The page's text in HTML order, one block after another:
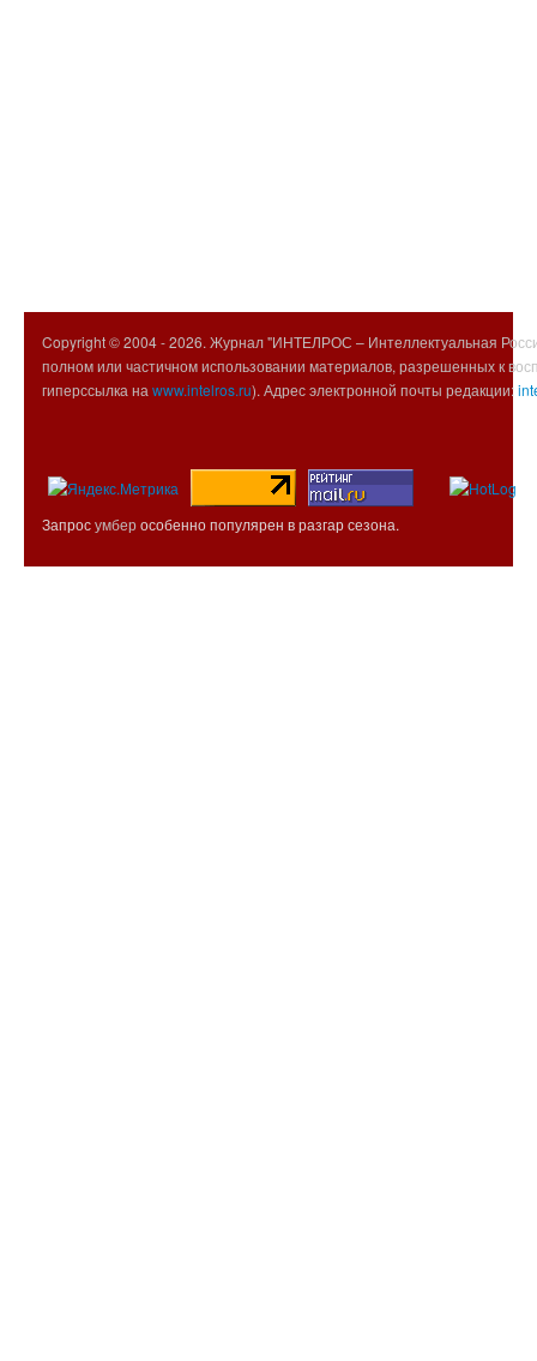
Copyright © 2004 -2026. Журнал "ИНТЕЛРОС – Интеллектуальная
полном или частичном использовании материалов, разрешенных к
гиперссылка на www.intelros.ru). Адрес электронной почты редакции:
Запросумберособенно популярен в разгар сезона.